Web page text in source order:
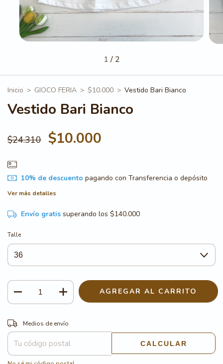
1/ 2
Inicio > GIOCO FERIA > $10.000 > Vestido Bari Bianco
Vestido Bari Bianco
$24.310 $10.000
10% de descuento pagando con Transferencia o depósito
Ver más detalles
Envío gratis superando los $140.000
Talle
Entregas para el CP:
Medios de envío
CALCULAR